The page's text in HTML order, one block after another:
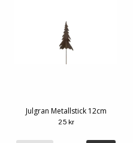
Julgran Metallstick 12cm
25 kr